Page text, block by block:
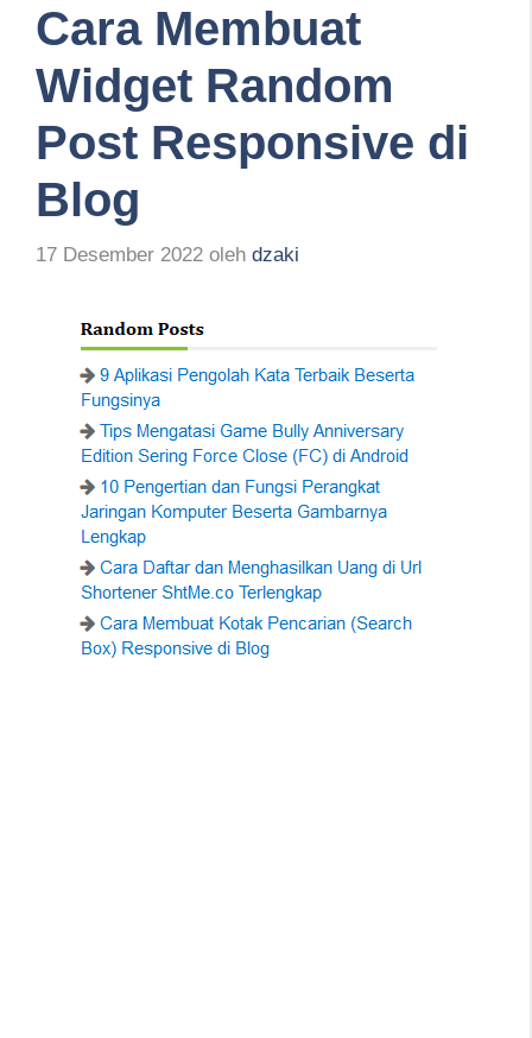
Cara Membuat
Widget Random
Post Responsive di
Blog
17 Desember 2022 oleh dzaki